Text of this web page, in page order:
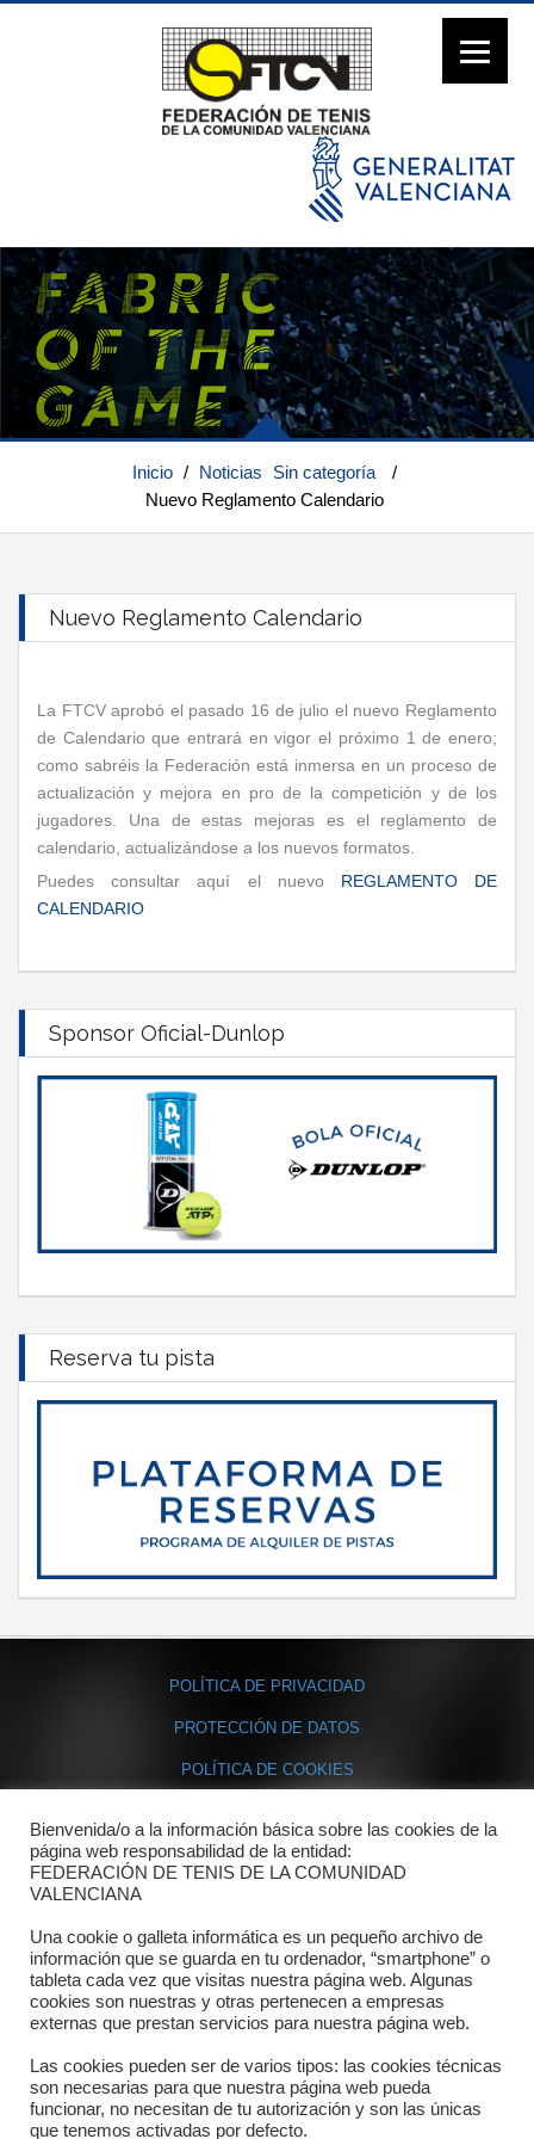
Inicio / Noticias Sin categoría
/
Nuevo Reglamento Calendario
Nuevo Reglamento Calendario
La FTCV aprobó el pasado 16 de julio el nuevo Reglamento
de Calendario que entrará en vigor el próximo 1 de enero;
como sabréis la Federación está inmersa en un proceso de
actualización y mejora en pro de la competición y de los
jugadores. Una de estas mejoras es el reglamento de
calendario, actualizándose a los nuevos formatos.
Puedes consultar aquí el nuevo REGLAMENTO DE
CALENDARIO
Sponsor Oficial-Dunlop
Reserva tu pista
POLÍTICA DE PRIVACIDAD
PROTECCIÓN DE DATOS
POLÍTICA DE COOKIES
Contacto
Dónde estamos
Directorio departamentos
Horario
Formulario de contacto
Bienvenida/o a la información básica sobre las cookies de la
página web responsabilidad de la entidad:
FEDERACIÓN DE TENIS DE LA COMUNIDAD
VALENCIANA
Una cookie o galleta informática es un pequeño archivo de
información que se guarda en tu ordenador, “smartphone” o
tableta cada vez que visitas nuestra página web. Algunas
cookies son nuestras y otras pertenecen a empresas
externas que prestan servicios para nuestra página web.
Las cookies pueden ser de varios tipos: las cookies técnicas
son necesarias para que nuestra página web pueda
funcionar, no necesitan de tu autorización y son las únicas
que tenemos activadas por defecto.